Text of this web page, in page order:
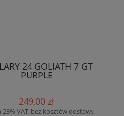
24 GOLIATH 7 GT
PURPLE
249,00 zł
23% VAT, bez kosztów dostawy